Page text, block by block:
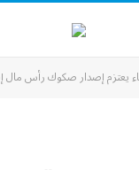
إصدار صكوك رأس مال إضافي